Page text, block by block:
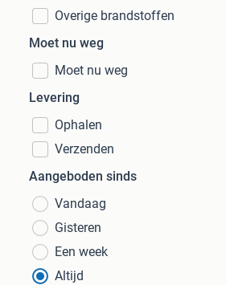
Overige brandstoffen
Moet nu weg
Moet nu weg
Levering
Ophalen
Verzenden
Aangeboden sinds
Vandaag
Gisteren
Een week
Altijd